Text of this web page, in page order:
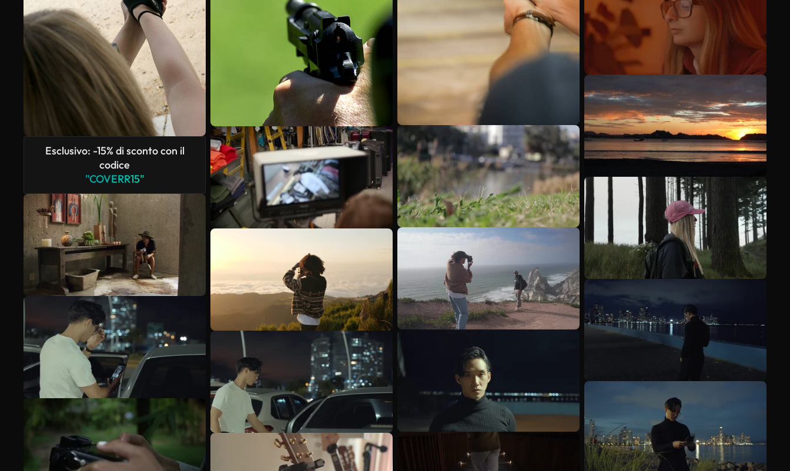
Esclusivo: -15% di sconto con il
codice
"COVERR15"
Scopri di più